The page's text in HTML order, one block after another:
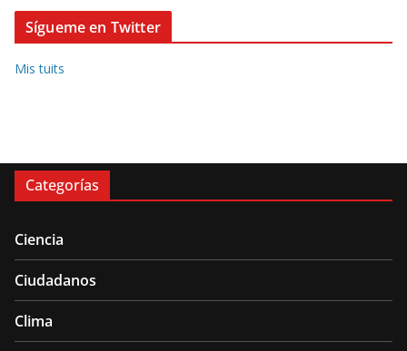
Sígueme en Twitter
Mis tuits
Categorías
Ciencia
Ciudadanos
Clima